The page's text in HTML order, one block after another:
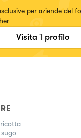
per aziende del
Visita il profilo